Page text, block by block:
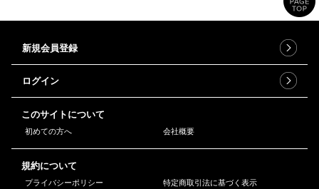
新規会員登録
ログイン
このサイトについて
初めての方へ 会社概要
規約について
プライバシーポリシー 特定商取引法に基づく表示